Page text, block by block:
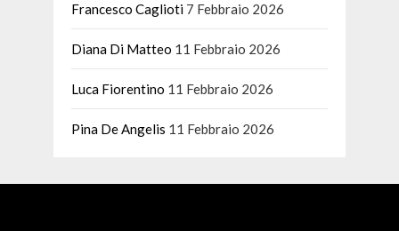
Francesco Caglioti 7 Febbraio 2026
Diana Di Matteo 11 Febbraio 2026
Luca Fiorentino 11 Febbraio 2026
Pina De Angelis 11 Febbraio 2026